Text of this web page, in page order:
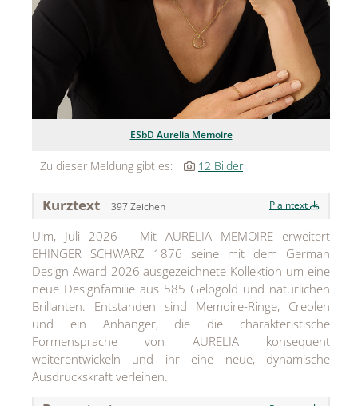
Nägele & Strubell
PUIG
Sicheldorfer Heilwasser
TK Maxx
True Co.
VOSSEN
WELEDA
MEDIA
ESbD Aurelia Memoire
Zu dieser Meldung gibt es: 12 Bilder
Kurztext 397 Zeichen Plaintext
Ulm, Juli 2026 - Mit AURELIA MEMOIRE erweitert
EHINGER SCHWARZ 1876 seine mit dem German
Design Award 2026 ausgezeichnete Kollektion um eine
neue Designfamilie aus 585 Gelbgold und natürlichen
Brillanten. Entstanden sind Memoire-Ringe, Creolen
und ein Anhänger, die die charakteristische
Formensprache von AURELIA konsequent
weiterentwickeln und ihr eine neue, dynamische
Ausdruckskraft verleihen.